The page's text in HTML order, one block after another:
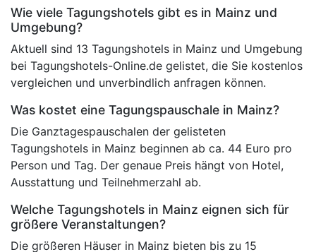
Wie viele Tagungshotels gibt es in Mainz und
Umgebung?
Aktuell sind 13 Tagungshotels in Mainz und Umgebung
bei Tagungshotels-Online.de gelistet, die Sie kostenlos
vergleichen und unverbindlich anfragen können.
Was kostet eine Tagungspauschale in Mainz?
Die Ganztagespauschalen der gelisteten
Tagungshotels in Mainz beginnen ab ca. 44 Euro pro
Person und Tag. Der genaue Preis hängt von Hotel,
Ausstattung und Teilnehmerzahl ab.
Welche Tagungshotels in Mainz eignen sich für
größere Veranstaltungen?
Die größeren Häuser in Mainz bieten bis zu 15